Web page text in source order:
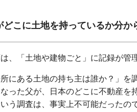
こに土地を持っているか分か
、「土地や建物ごと」に記録が管
にある土地の持ち主は誰か？」を
った父が、日本のどこに不動産を
う調査は、事実上不可能だったの